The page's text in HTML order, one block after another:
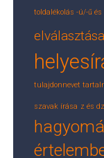
toldalékolás -ú/-ű
elválasztása
tulajdonnevet
szavak írása z és